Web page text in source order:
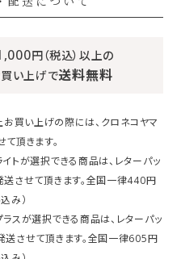
円（税込）以上の
い上げで送料無料
買い上げの際には、クロネコヤマ
頂きます。
イトが選択できる商品は、レターパッ
送させて頂きます。全国一律440円
み）
ラスが選択できる商品は、レターパッ
送させて頂きます。全国一律605円